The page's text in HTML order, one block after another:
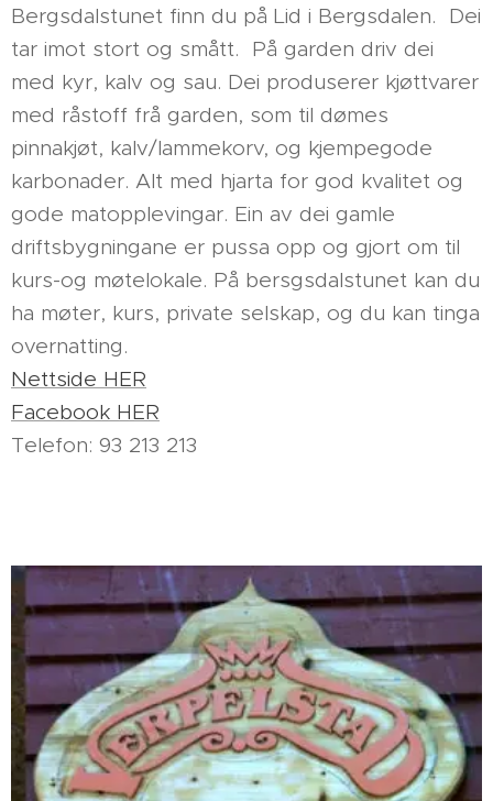
Bergsdalstunet finn du på Lid i Bergsdalen. Dei
tar imot stort og smått. På garden driv dei
med kyr, kalv og sau. Dei produserer kjøttvarer
med råstoff frå garden, som til dømes
pinnakjøt, kalv/lammekorv, og kjempegode
karbonader. Alt med hjarta for god kvalitet og
gode matopplevingar. Ein av dei gamle
driftsbygningane er pussa opp og gjort om til
kurs-og møtelokale. På bersgsdalstunet kan du
ha møter, kurs, private selskap, og du kan tinga
overnatting.
Nettside HER
Facebook HER
Telefon: 93 213 213